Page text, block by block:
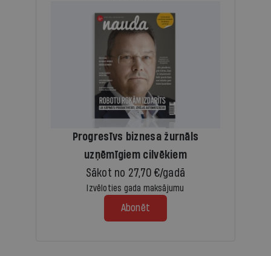
Progresīvs biznesa žurnāls
uzņēmīgiem cilvēkiem
Sākot no 27,70 €/gadā
Izvēloties gada maksājumu
Abonēt